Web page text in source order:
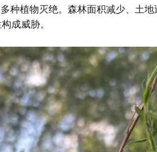
种植物灭绝。森林面积减少、土
成威胁。